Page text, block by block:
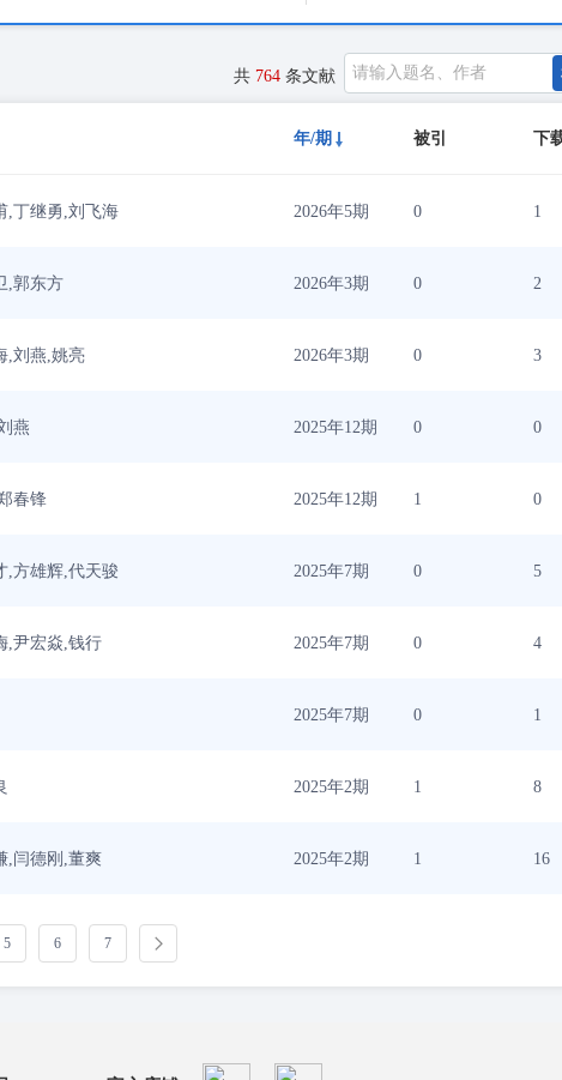
共 764 条文献
年/期 被引 下
,丁继勇,刘飞海 2026年5期 0 1
,郭东方 2026年3期 0 2
,刘燕,姚亮 2026年3期 0 3
燕 2025年12期 0 0
春锋 2025年12期 1 0
,方雄辉,代天骏 2025年7期 0 5
,尹宏焱,钱行 2025年7期 0 4
2025年7期 0 1
2025年2期 1 8
,闫德刚,董爽 2025年2期 1 16
5 6 7